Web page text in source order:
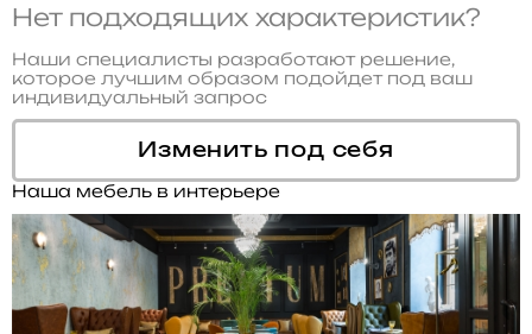
Нет подходящих характеристик?
Наши специалисты разработают решение,
которое лучшим образом подойдет под ваш
индивидуальный запрос
Изменить под себя
Наша мебель в интерьере